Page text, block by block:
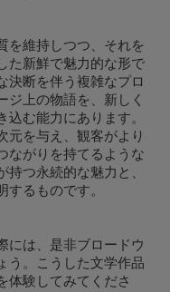
を維持しつつ、それを
た新鮮で魅力的な形で
決断を伴う複雑なプロ
ジ上の物語を、新しく
む能力にあります。
元を与え、観客がより
ながりを持てるような
つ永続的な魅力と、
るものです。
には、是非ブロードウ
う。こうした文学作品
体験してみてくださ